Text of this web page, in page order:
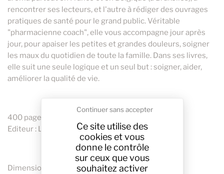
Ce site utilise des
cookies et vous
donne le contrôle
sur ceux que vous
souhaitez activer
Continuer sans accepter
rencontrer ses lecteurs, et l'autre à rédiger des ouvrages
pratiques de santé pour le grand public. Véritable
"pharmacienne coach", elle vous accompagne jour après
jour, pour apaiser les petites et grandes douleurs, soigner
les maux du quotidien de toute la famille. Dans ses livres,
elle suit une seule logique et un seul but : soigner, aider,
améliorer la qualité de vie.
400 pages
Editeur : LEDUC .S (12 septembre 2023)
Dimensions du produit: 21 x 15,1 x 1,7 cm